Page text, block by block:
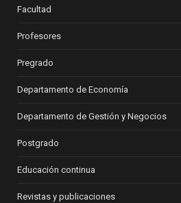
Facultad
Profesores
Pregrado
Departamento de Economía
Departamento de Gestión y Negocios
Postgrado
Educación continua
Revistas y publicaciones